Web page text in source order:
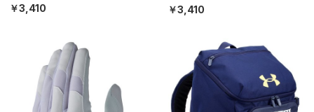
￥3,410
EN）
￥3,410